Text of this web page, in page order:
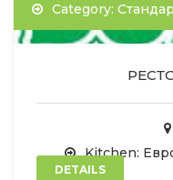
Category:
Kitchen:
DETAILS